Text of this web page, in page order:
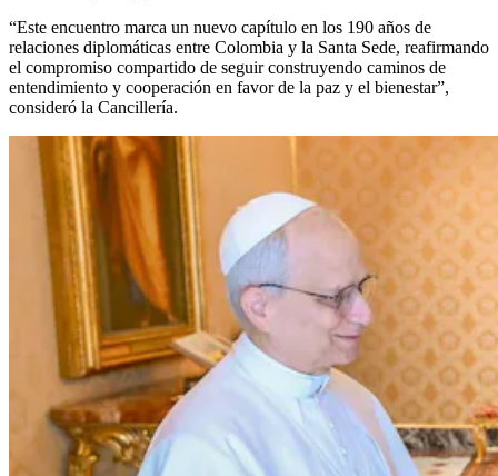
“Este encuentro marca un nuevo capítulo en los 190 años de
relaciones diplomáticas entre Colombia y la Santa Sede, reafirmando
el compromiso compartido de seguir construyendo caminos de
entendimiento y cooperación en favor de la paz y el bienestar”,
consideró la Cancillería.